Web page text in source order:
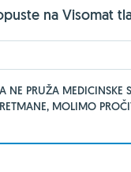
na Visomat
NE PRUŽA MEDICINSKE
MOLIMO